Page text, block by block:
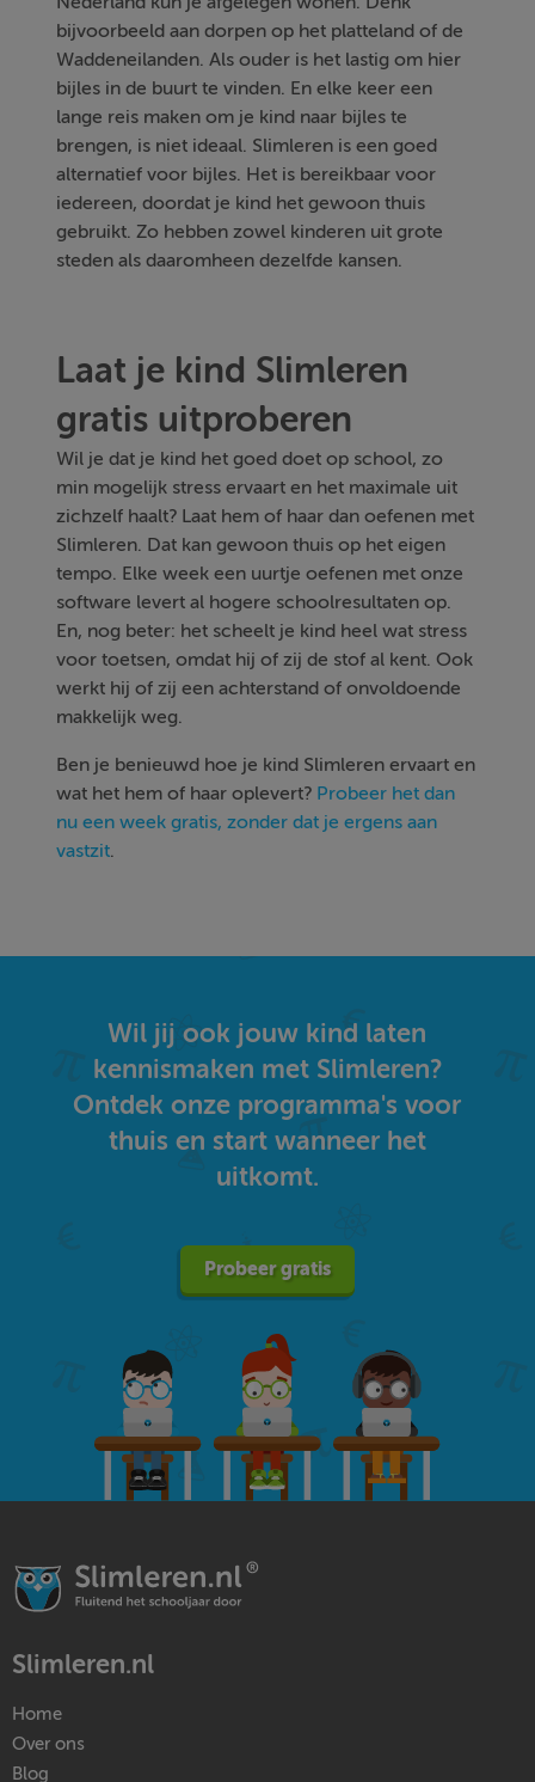
bijvoorbeeld aan dorpen op het platteland of de
Waddeneilanden. Als ouder is het lastig om hier
bijles in de buurt te vinden. En elke keer een
lange reis maken om je kind naar bijles te
brengen, is niet ideaal. Slimleren is een goed
alternatief voor bijles. Het is bereikbaar voor
iedereen, doordat je kind het gewoon thuis
gebruikt. Zo hebben zowel kinderen uit grote
steden als daaromheen dezelfde kansen.
Laat je kind Slimleren
gratis uitproberen
Wil je dat je kind het goed doet op school, zo
min mogelijk stress ervaart en het maximale uit
zichzelf haalt? Laat hem of haar dan oefenen met
Slimleren. Dat kan gewoon thuis op het eigen
tempo. Elke week een uurtje oefenen met onze
software levert al hogere schoolresultaten op.
En, nog beter: het scheelt je kind heel wat stress
voor toetsen, omdat hij of zij de stof al kent. Ook
werkt hij of zij een achterstand of onvoldoende
makkelijk weg.
Ben je benieuwd hoe je kind Slimleren ervaart en
wat het hem of haar oplevert? Probeer het dan
nu een week gratis, zonder dat je ergens aan
vastzit
Wil jij ook jouw kind laten
kennismaken met Slimleren?
Ontdek onze programma's voor
thuis en start wanneer het
uitkomt.
Probeer gratis
Slimleren.nl
Home
Over ons
Blog